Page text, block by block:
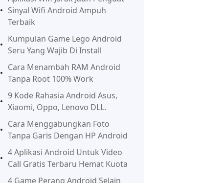
Sinyal Wifi Android Ampuh
Terbaik
Kumpulan Game Lego Android
Seru Yang Wajib Di Install
Cara Menambah RAM Android
Tanpa Root 100% Work
9 Kode Rahasia Android Asus,
Xiaomi, Oppo, Lenovo DLL.
Cara Menggabungkan Foto
Tanpa Garis Dengan HP Android
4 Aplikasi Android Untuk Video
Call Gratis Terbaru Hemat Kuota
4 Game Perang Android Selain